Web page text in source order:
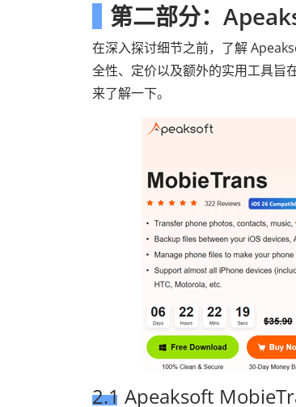
第二部分：
在深入探讨细节之前，了解
全性、定价以及额外的实用工具旨
来了解一下。
2.1 Apeaksoft